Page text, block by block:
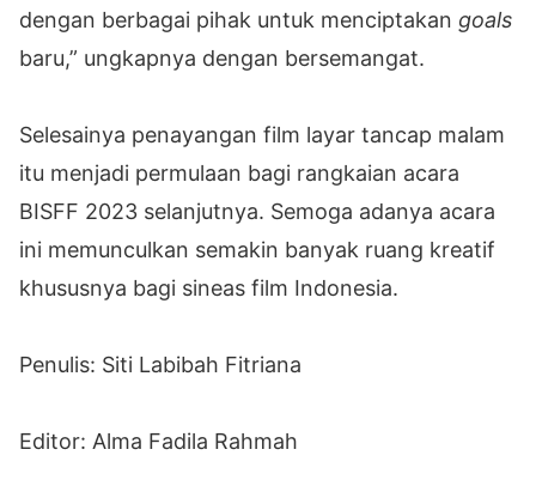
dengan berbagai pihak untuk menciptakan goals
baru,” ungkapnya dengan bersemangat.
Selesainya penayangan film layar tancap malam
itu menjadi permulaan bagi rangkaian acara
BISFF 2023 selanjutnya. Semoga adanya acara
ini memunculkan semakin banyak ruang kreatif
khususnya bagi sineas film Indonesia.
Penulis: Siti Labibah Fitriana
Editor: Alma Fadila Rahmah